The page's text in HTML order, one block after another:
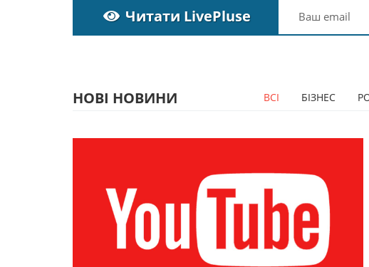
Читати LivePluse
НОВІ НОВИНИ ВСІ БІЗНЕС
09.12.2016
10 лайфхаків: як
легко прокидатися
вранці